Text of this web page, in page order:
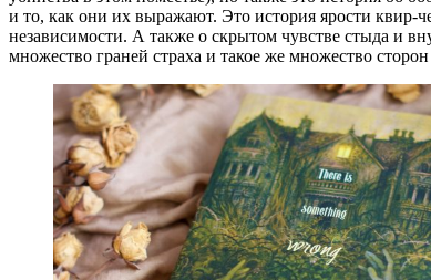
и то, как они их выражают. Это история ярости квир-
независимости. А также о скрытом чувстве стыда и
множество граней страха и такое же множество